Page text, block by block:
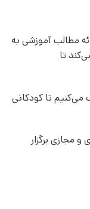
سال سابقه ارائه مطالب آموزشی به
تا
تا کودکانی
مجازی برگزار